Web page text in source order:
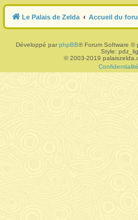
Le Palais de Zelda Accueil du
Développé par phpBB® Forum Software ©
Style:
© 2003-2019
Confidentialité